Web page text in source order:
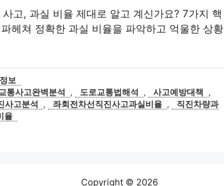
고, 과실 비율 제대로 알고 계신가요? 7가지 핵
헤쳐 정확한 과실 비율을 파악하고 억울한 상황
정보
교통사고완벽분석 , 도로교통법해석 , 사고예방대책
,
사고분석 , 좌회전차선직진사고과실비율 ,
직진차량과
율
Copyright © 2026